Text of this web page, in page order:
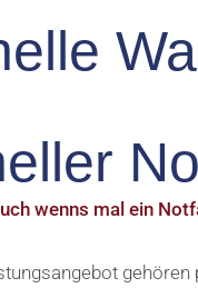
wenns mal ein